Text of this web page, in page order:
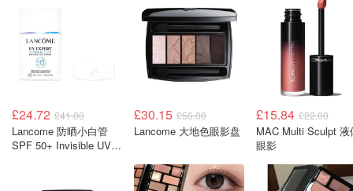
£24.72 £41.00
Lancome 防晒小白管
SPF 50+ Invisible UV
£30.15 £50.00
Lancome 大地色眼影盘
£15.84 £22.00
MAC Multi Sculpt 液
眼影